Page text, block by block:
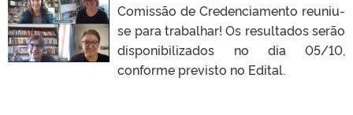
Comissão de Credenciamento reuniu-
se para trabalhar! Os resultados serão
disponibilizados no dia 05/10,
conforme previsto no Edital.